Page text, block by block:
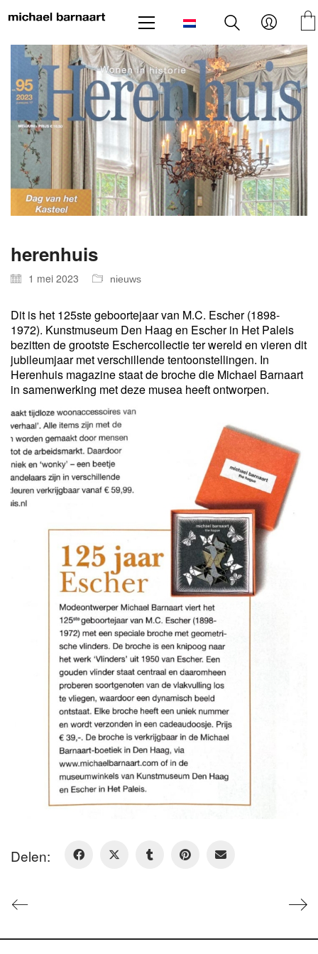
herenhuis
1 mei 2023 nieuws
Dit is het 125ste geboortejaar van M.C. Escher (1898-
1972). Kunstmuseum Den Haag en Escher in Het Paleis
bezitten de grootste Eschercollectie ter wereld en vieren dit
jubileumjaar met verschillende tentoonstellingen. In
Herenhuis magazine staat de broche die Michael Barnaart
in samenwerking met deze musea heeft ontworpen.
Delen: